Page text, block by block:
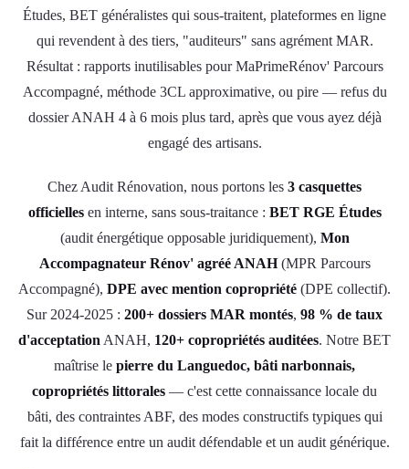
Études, BET généralistes qui sous-traitent, plateformes en ligne
qui revendent à des tiers, "auditeurs" sans agrément MAR.
Résultat : rapports inutilisables pour MaPrimeRénov' Parcours
Accompagné, méthode 3CL approximative, ou pire — refus du
dossier ANAH 4 à 6 mois plus tard, après que vous ayez déjà
engagé des artisans.
Chez Audit Rénovation, nous portons les 3 casquettes
officiellesen interne, sans sous-traitance : BET RGE Études
(audit énergétique opposable juridiquement), Mon
Accompagnateur Rénov' agréé ANAH(MPR Parcours
Accompagné), DPE avec mention copropriété (DPE collectif).
Sur 2024-2025 : 200+ dossiers MAR montés, 98 % de taux
d'acceptation ANAH, 120+ copropriétés auditées. Notre BET
maîtrise le pierre du Languedoc, bâti narbonnais,
copropriétés littorales — c'est cette connaissance locale du
bâti, des contraintes ABF, des modes constructifs typiques qui
fait la différence entre un audit défendable et un audit générique.